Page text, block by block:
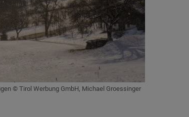
© Tirol Werbung GmbH, Michael Groessinger